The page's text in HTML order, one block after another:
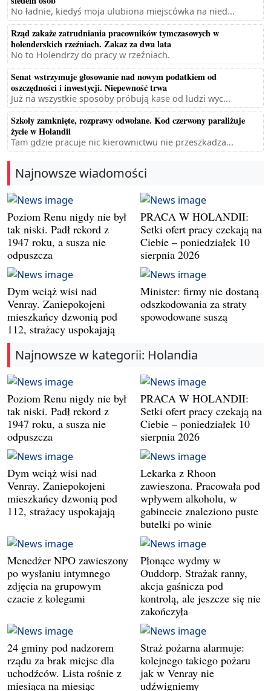
No ładnie, kiedyś moja ulubiona miejscówka na nied...
Rząd zakaże zatrudniania pracowników tymczasowych w
holenderskich rzeźniach. Zakaz za dwa lata
No to Holendrzy do pracy w rzeźniach.
Senat wstrzymuje głosowanie nad nowym podatkiem od
oszczędności i inwestycji. Niepewność trwa
Już na wszystkie sposoby próbują kase od ludzi wyc...
Szkoły zamknięte, rozprawy odwołane. Kod czerwony paraliżuje
życie w Holandii
Tam gdzie pracuje nic kierownictwu nie przeszkadza...
Najnowsze wiadomości
Poziom Renu nigdy nie był
tak niski. Padł rekord z
1947 roku, a susza nie
odpuszcza
PRACA W HOLANDII:
Setki ofert pracy czekają na
Ciebie – poniedziałek 10
sierpnia 2026
Dym wciąż wisi nad
Venray. Zaniepokojeni
mieszkańcy dzwonią pod
112, strażacy uspokajają
Minister: firmy nie dostaną
odszkodowania za straty
spowodowane suszą
Najnowsze w kategorii: Holandia
Poziom Renu nigdy nie był
tak niski. Padł rekord z
1947 roku, a susza nie
odpuszcza
PRACA W HOLANDII:
Setki ofert pracy czekają na
Ciebie – poniedziałek 10
sierpnia 2026
Dym wciąż wisi nad
Venray. Zaniepokojeni
mieszkańcy dzwonią pod
112, strażacy uspokajają
Lekarka z Rhoon
zawieszona. Pracowała pod
wpływem alkoholu, w
gabinecie znaleziono puste
butelki po winie
Menedżer NPO zawieszony
po wysłaniu intymnego
zdjęcia na grupowym
czacie z kolegami
Płonące wydmy w
Ouddorp. Strażak ranny,
akcja gaśnicza pod
kontrolą, ale jeszcze się nie
zakończyła
24 gminy pod nadzorem
rządu za brak miejsc dla
uchodźców. Lista rośnie z
miesiąca na miesiąc
Straż pożarna alarmuje:
kolejnego takiego pożaru
jak w Venray nie
udźwigniemy